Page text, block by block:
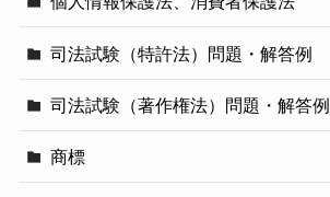
司法試験（特許法）問題・解答例
司法試験（著作権法）問題・解答例
商標